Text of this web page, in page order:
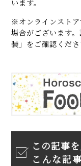
います。
※オンラインスト
場合がございます
装」をご確認くださ
この記事
こんな記